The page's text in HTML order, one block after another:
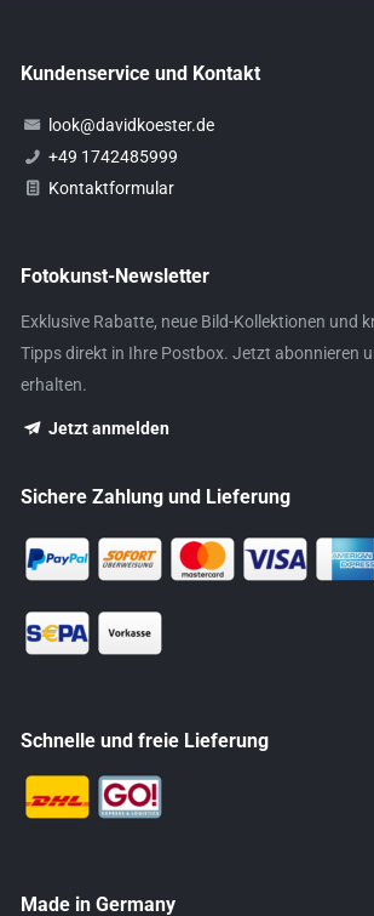
Kundenservice und Kontakt
look@davidkoester.de
+49 1742485999
Kontaktformular
Fotokunst-Newsletter
Exklusive Rabatte, neue Bild-Kollektionen und
Tipps direkt in Ihre Postbox. Jetzt abonnieren
erhalten.
Jetzt anmelden
Sichere Zahlung und Lieferung
Schnelle und freie Lieferung
Made in Germany